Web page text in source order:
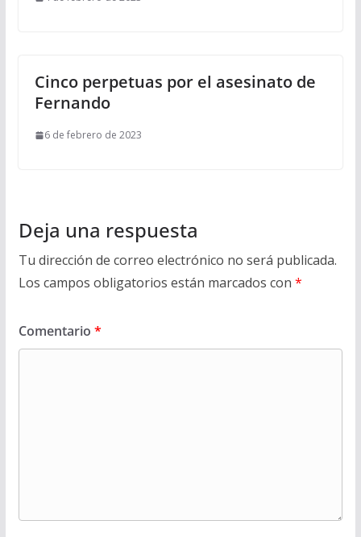
Cinco perpetuas por el asesinato de
Fernando
6 de febrero de 2023
Deja una respuesta
Tu dirección de correo electrónico no será publicada.
Los campos obligatorios están marcados con *
Comentario *